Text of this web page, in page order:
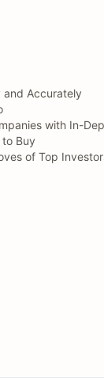
and Accurately
with In-
Buy
of Top